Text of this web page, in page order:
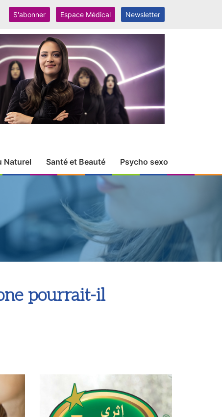
S'abonner Espace Médical Newsletter
Naturel Santé et Beauté Psycho sexo
pourrait-il